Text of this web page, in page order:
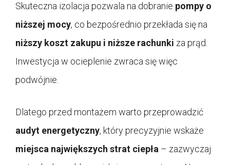
Skuteczna izolacja pozwala na dobranie pompy o
niższej mocy, co bezpośrednio przekłada się na
niższy koszt zakupu i niższe rachunki za prąd.
Inwestycja w ocieplenie zwraca się więc
podwójnie.
Dlatego przed montażem warto przeprowadzić
audyt energetyczny, który precyzyjnie wskaże
miejsca największych strat ciepła – zazwyczaj